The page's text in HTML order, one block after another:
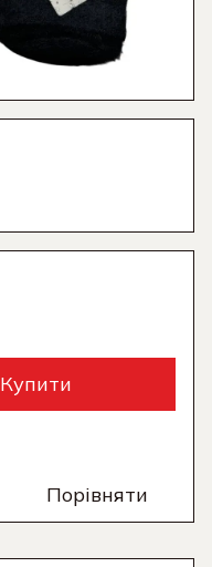
Купити
Порівняти